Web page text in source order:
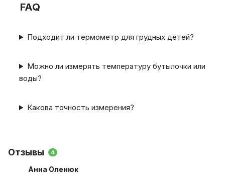
FAQ
Подходит ли термометр для грудных детей?
Можно ли измерять температуру бутылочки или
воды?
Какова точность измерения?
Отзывы 4
Анна Оленюк